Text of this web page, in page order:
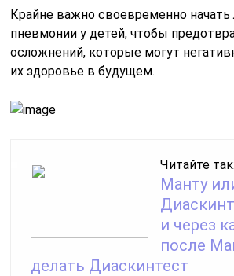
Крайне важно своевременно начать
пневмонии у детей, чтобы
осложнений, которые могут
их здоровье в будущем.
Читайте
Манту
и через
после
делать Диаскинтест